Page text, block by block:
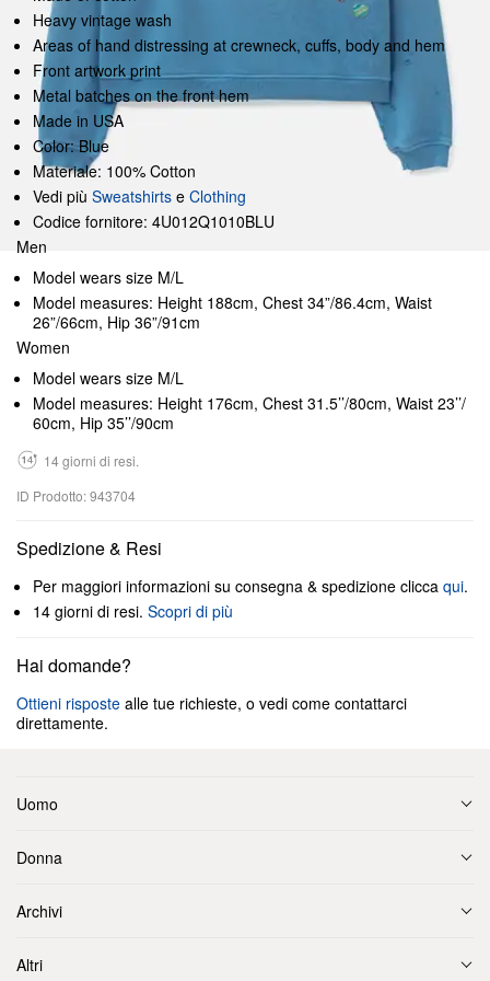
Heavy vintage wash
Areas of hand distressing at crewneck, cuffs, body and hem
Front artwork print
Metal batches on the front hem
Made in USA
Color: Blue
Materiale: 100% Cotton
Vedi più Sweatshirts e Clothing
Codice fornitore: 4U012Q1010BLU
Men
Model wears size M/L
Model measures: Height 188cm, Chest 34”/86.4cm, Waist
26”/66cm, Hip 36”/91cm
Women
Model wears size M/L
Model measures: Height 176cm, Chest 31.5’’/80cm, Waist 23’’/
60cm, Hip 35’’/90cm
14 giorni di resi.
ID Prodotto: 943704
Spedizione & Resi
Per maggiori informazioni su consegna & spedizione clicca qui.
14 giorni di resi. Scopri di più
Hai domande?
Ottieni risposte alle tue richieste, o vedi come contattarci
direttamente.
Uomo
Donna
Archivi
Altri